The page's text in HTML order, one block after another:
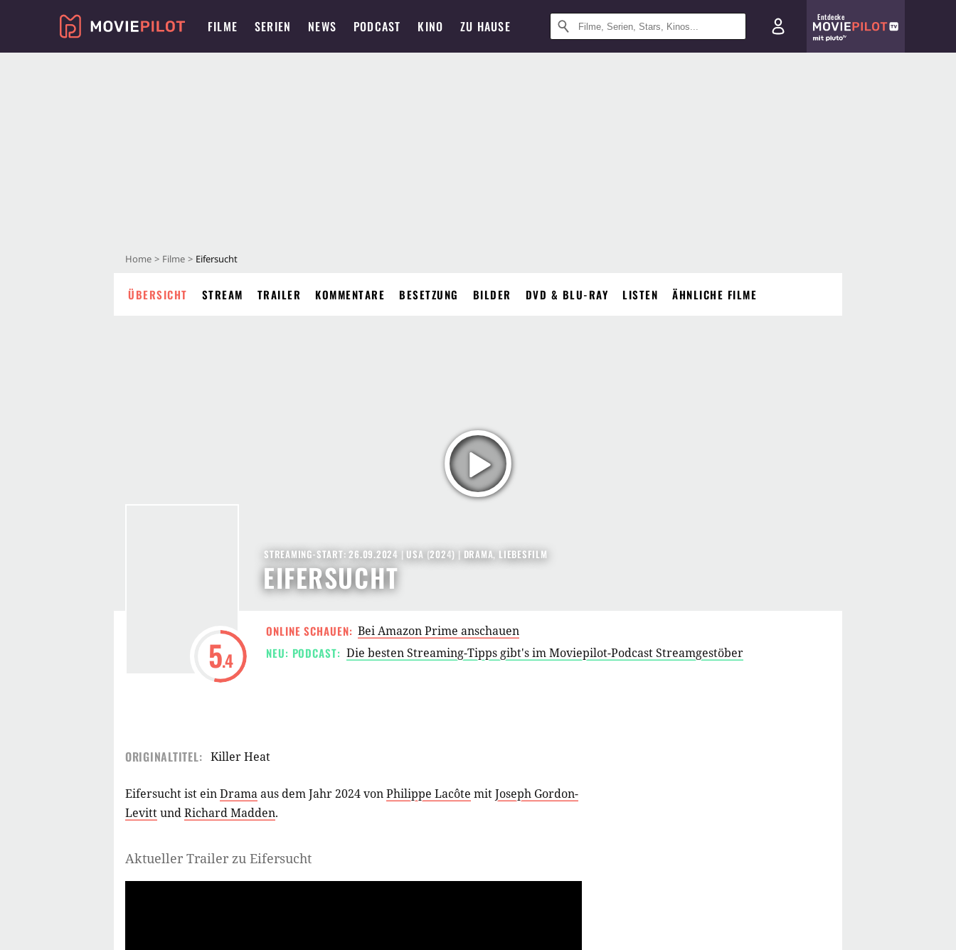
FILME SERIEN NEWS PODCAST KINO ZU HAUSE
Entdecke
Home Filme Eifersucht
ÜBERSICHT STREAM TRAILER KOMMENTARE BESETZUNG BILDER DVD & BLU-RAY LISTEN ÄHNLICHE FILME
5.4
EIFERSUCHT
STREAMING-START: 26.09.2024 | USA (2024) | DRAMA, LIEBESFILM
ONLINE SCHAUEN: Bei Amazon Prime anschauen
NEU: PODCAST: Die besten Streaming-Tipps gibt's im Moviepilot-Podcast Streamgestöber
ORIGINALTITEL: Killer Heat
Eifersucht ist einDramaaus dem Jahr 2024 vonPhilippe Lacôte mitJoseph Gordon-
LevittundRichard Madden.
Aktueller Trailer zu Eifersucht